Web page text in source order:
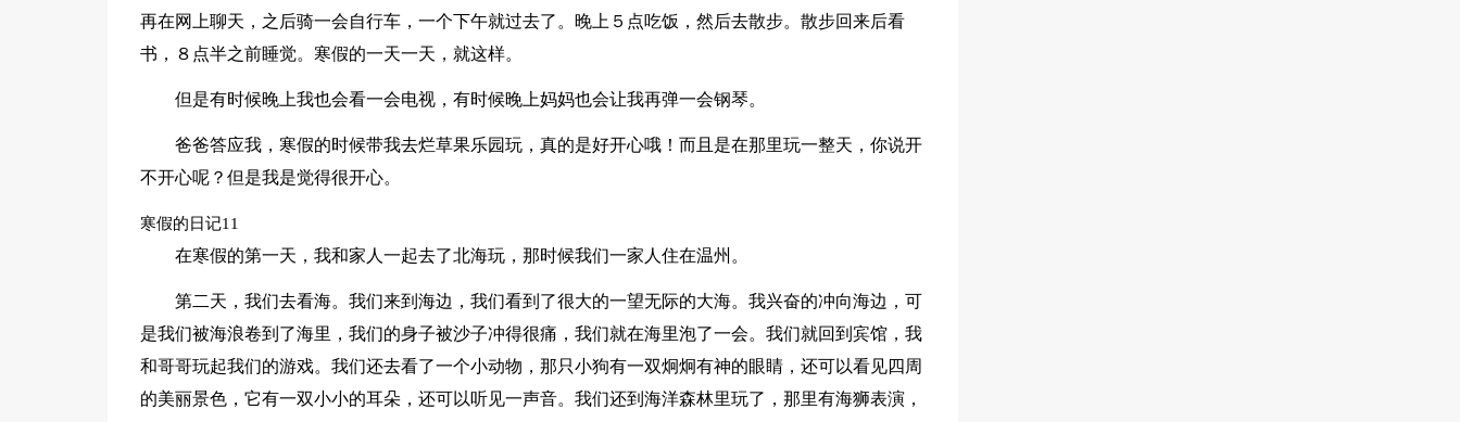
再在网上聊天，之后骑一会自行车，一个下午就过去了。晚上５点吃饭，然后去散步。散步回来后看
书，８点半之前睡觉。寒假的一天一天，就这样。
但是有时候晚上我也会看一会电视，有时候晚上妈妈也会让我再弹一会钢琴。
爸爸答应我，寒假的时候带我去烂草果乐园玩，真的是好开心哦！而且是在那里玩一整天，你说开
不开心呢？但是我是觉得很开心。
寒假的日记11
在寒假的第一天，我和家人一起去了北海玩，那时候我们一家人住在温州。
第二天，我们去看海。我们来到海边，我们看到了很大的一望无际的大海。我兴奋的冲向海边，可
是我们被海浪卷到了海里，我们的身子被沙子冲得很痛，我们就在海里泡了一会。我们就回到宾馆，我
和哥哥玩起我们的游戏。我们还去看了一个小动物，那只小狗有一双炯炯有神的眼睛，还可以看见四周
的美丽景色，它有一双小小的耳朵，还可以听见一声音。我们还到海洋森林里玩了，那里有海狮表演，